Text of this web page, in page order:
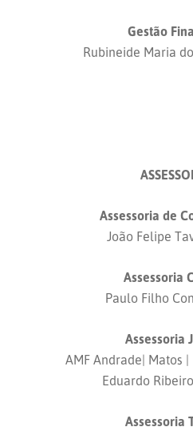
Gestão
Rubineide Maria
Assessoria de
João Felipe
Assessoria
Paulo Filho
Assessoria
AMF Andrade| Matos
Eduardo
Assessoria